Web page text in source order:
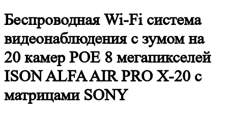
Беспроводная Wi-Fi система
видеонаблюдения с зумом на
20 камер POE 8 мегапикселей
ISON ALFA AIR PRO X-20 с
матрицами SONY